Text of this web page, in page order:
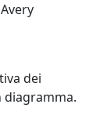
dei
diagramma.